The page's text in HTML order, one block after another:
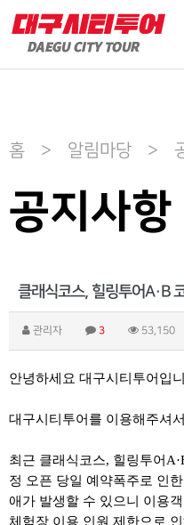
홈 > 알림마당 > 공
공지사항
클래식코스, 힐링투어A·B
관리자 3 53,150
안녕하세요 대구시티투어입
대구시티투어를 이용해주셔
최근 클래식코스, 힐링투어
정 오픈 당일 예약폭주로 인
애가 발생할 수 있으니 이용
체험장 이용 인원 제한으로